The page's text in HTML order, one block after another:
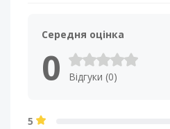
Середня оцінка
0 Відгуки (0)
5